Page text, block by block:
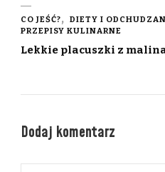
CO JEŚĆ?
DIETY I
PRZEPISY KULINARNE
Lekkie placuszki z
Dodaj komentarz